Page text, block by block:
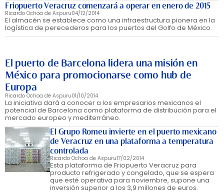
Friopuerto Veracruz comenzará a operar en enero de 2015
Ricardo Ochoa de Aspuru04/12/2014
El almacén se establece como una infraestructura pionera en la
logística de perecederos para los puertos del Golfo de México.
El puerto de Barcelona lidera una misión en
México para promocionarse como hub de
Europa
Ricardo Ochoa de Aspuru01/10/2014
La iniciativa dará a conocer a los empresarios mexicanos el
potencial de Barcelona como plataforma de distribución para el
mercado europeo y mediterráneo.
El Grupo Romeu invierte en el puerto mexicano
de Veracruz en una plataforma a temperatura
controlada
Ricardo Ochoa de Aspuru17/02/2014
Esta plataforma de Friopuerto Veracruz para
producto refrigerado y congelado, que se espera
que esté operativa para noviembre, supone una
inversión superior a los 3,9 millones de euros.